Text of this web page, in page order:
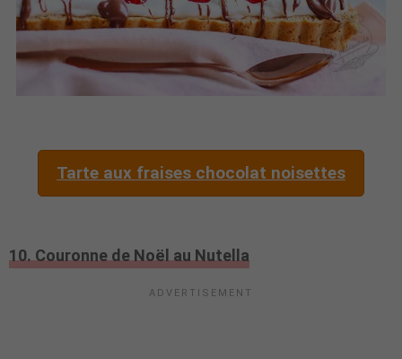
Tarte aux fraises chocolat noisettes
10. Couronne de Noël au Nutella